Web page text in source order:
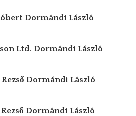
Dormándi László
Ltd. Dormándi László
Dormándi László
Dormándi László